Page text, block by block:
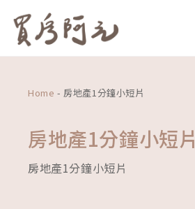
要
Home - 房地產1分鐘小短片
房地產1分鐘小短片
房地產1分鐘小短片